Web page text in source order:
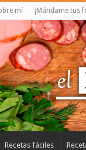
mí ¡Mándame tus
Recetas fáciles